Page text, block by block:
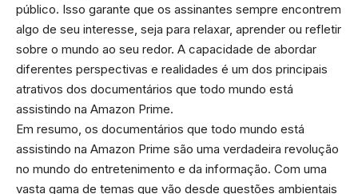
público. Isso garante que os assinantes sempre encontrem
algo de seu interesse, seja para relaxar, aprender ou refletir
sobre o mundo ao seu redor. A capacidade de abordar
diferentes perspectivas e realidades é um dos principais
atrativos dos documentários que todo mundo está
assistindo na Amazon Prime.
Em resumo, os documentários que todo mundo está
assistindo na Amazon Prime são uma verdadeira revolução
no mundo do entretenimento e da informação. Com uma
vasta gama de temas que vão desde questões ambientais